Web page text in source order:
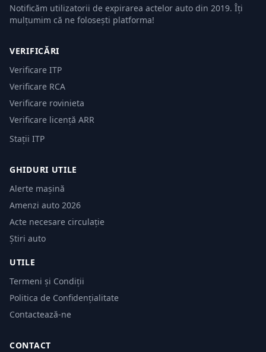
Notificăm utilizatorii de expirarea actelor auto din 2019. Îți
mulțumim că ne folosești platforma!
VERIFICĂRI
Verificare ITP
Verificare RCA
Verificare rovinieta
Verificare licență ARR
Stații ITP
GHIDURI UTILE
Alerte mașină
Amenzi auto 2026
Acte necesare circulație
Știri auto
UTILE
Termeni și Condiții
Politica de Confidențialitate
Contactează-ne
CONTACT